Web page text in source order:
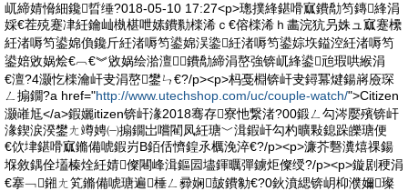
屼締婧愶細鑱晢缍?018-05-10 17:27<p>璁撲綘鍖嗗寙鐨勪笉鏄綘涓
婇€茬殑蹇冿紝鑰屾槸椹呭嫊鐨勬檪浠ｃ€傛檪浠ｈ畵浣犺叧姝ュ寙蹇欙
紝渚嗕笉鍙婂偩鑱斤紝渚嗕笉鍙婂洖鍌紝渚嗕笉鍙婃垁鎰涳紝渚嗕笉
鍙婄敓娲烩€︹€︾敓娲绘湁澶鐨勪締涓嶅強锛屼綘鍙兘瑕哄緱涓
€澶?4灏忔檪瀹屽叏涓嶅鐢ㄣ€?/p><p>杩戞棩锛屽叏鐞冪煡鍚嶈厱琛
ㄥ搧鐗?a href="http://www.utechshop.com/uc/couple-watch/">Citizen
灏嶉尪</a>鍜孋itizen锛屽湪2018骞存寮忚繋渚?00鍛ㄥ勾涔嬮殯锛屽
湪鍥涙湀鐢ㄤ竴娉㈠搧鐗岀嚐閵凤紝瑭﹀湒鍜屽勾杓曠敤鎴跺皪瑭便
€佽垏鍖嗗寙鏅備唬鍜岃В銆佸懠鍠氶櫔浼淬€?/p><p>濂芥礊瀵熺祼鍚
堢敘鍝佺壒榛烇紝婧儏闀峰湒鏂囩壗鍕曞彈鐪炬儏绶?/p><p>鏇剧稉涓
€搴﹁鎺ㄤ笂鏅備唬瑭遍棰ㄥ彛娴皷鐨勨€?0鈥濆緦锛岄枊濮嬭璨